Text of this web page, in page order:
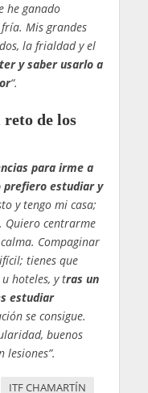
he ganado
Mis grandes
la frialdad y el
y saber usarlo a
“.
reto de los
para irme a
prefiero estudiar y
y tengo mi casa;
Quiero centrarme
Compaginar
tienes que
hoteles, y tras un
estudiar
se consigue.
buenos
lesiones”.
ITF CHAMARTÍN